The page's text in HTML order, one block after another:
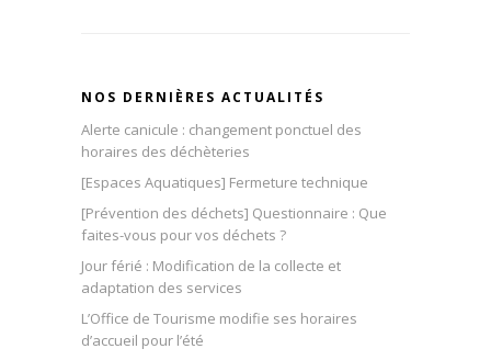
NOS DERNIÈRES ACTUALITÉS
Alerte canicule : changement ponctuel des
horaires des déchèteries
[Espaces Aquatiques] Fermeture technique
[Prévention des déchets] Questionnaire : Que
faites-vous pour vos déchets ?
Jour férié : Modification de la collecte et
adaptation des services
L’Office de Tourisme modifie ses horaires
d’accueil pour l’été